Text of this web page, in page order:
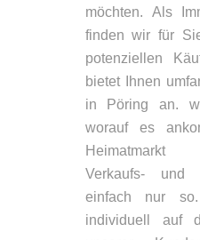
möchten. Als
finden wir für
potenziellen
bietet Ihnen
in Pöring an.
worauf es
Verkaufs- und
einfach nur
individuell auf